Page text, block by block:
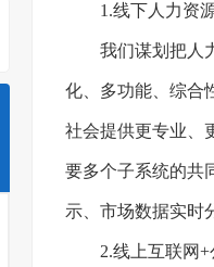
1.线下人力资
我们谋划把人
化、多功能、综合
社会提供更专业、
要多个子系统的共
示、市场数据实时
2.线上互联网